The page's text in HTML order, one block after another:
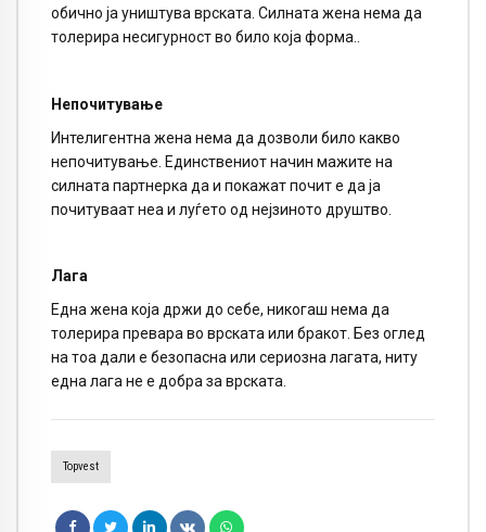
обично ја уништува врската. Силната жена нема да
толерира несигурност во било која форма..
Непочитување
Интелигентна жена нема да дозволи било какво
непочитување. Единствениот начин мажите на
силната партнерка да и покажат почит е да ја
почитуваат неа и луѓето од нејзиното друштво.
Лага
Една жена која држи до себе, никогаш нема да
толерира превара во врската или бракот. Без оглед
на тоа дали е безопасна или сериозна лагата, ниту
една лага не е добра за врската.
Topvest